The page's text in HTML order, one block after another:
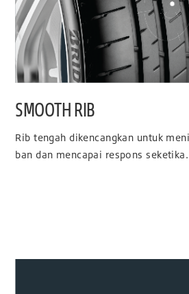
SMOOTH RIB
Rib tengah dikencangkan untuk
ban dan mencapai respons seketika.